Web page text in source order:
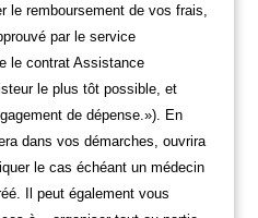
le remboursement de vos frais,
par le service
le contrat Assistance
le plus tôt possible, et
de dépense.»). En
dans vos démarches, ouvrira
le cas échéant un médecin
Il peut également vous